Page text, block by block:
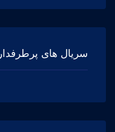
سریال های پرطرفدار